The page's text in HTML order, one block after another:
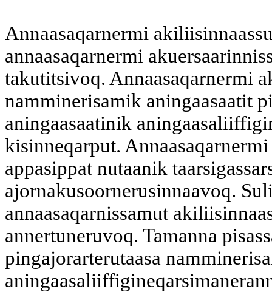
Annaasaqarnermi
annaasaqarnermi
takutitsivoq. Annaasaqarnermi
namminerisamik aningaasaatit
aningaasaatinik
kisinneqarput.
appasippat nutaanik
ajornakusoornerusinnaavoq.
annaasaqarnissamut
annertuneruvoq. Tamanna
pingajorarterutaasa